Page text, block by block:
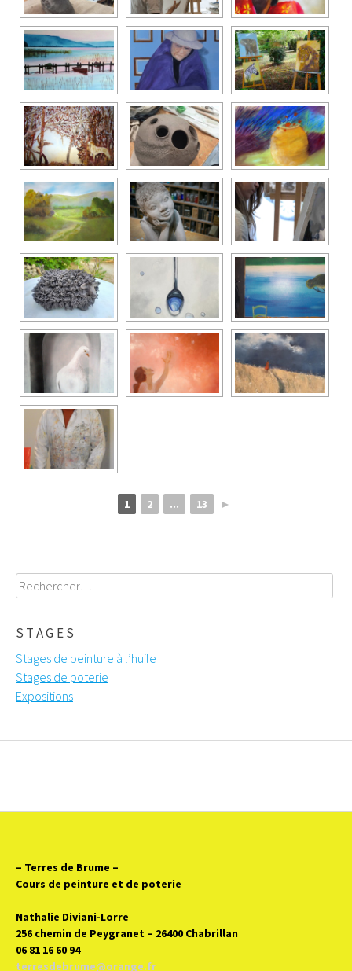
1 2 ... 13 ►
Rechercher :
STAGES
Stages de peinture à l’huile
Stages de poterie
Expositions
– Terres de Brume –
Cours de peinture et de poterie
Nathalie Diviani-Lorre
256 chemin de Peygranet – 26400 Chabrillan
06 81 16 60 94
terresdebrume@orange.fr